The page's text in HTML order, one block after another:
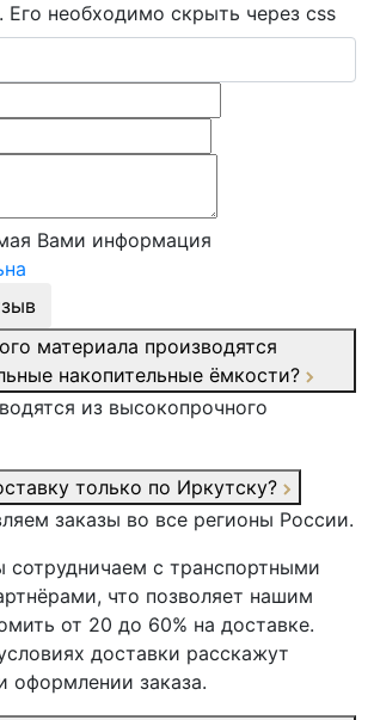
Его необходимо скрыть через css
Вами информация
материала производятся
накопительные ёмкости?
из высокопрочного
только по Иркутску?
заказы во все регионы России.
сотрудничаем с транспортными
что позволяет нашим
от 20 до 60% на доставке.
доставки расскажут
оформлении заказа.